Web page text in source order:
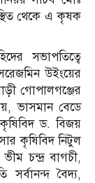
থেকে এ কৃষক
সভাপতিত্বে
উইংয়ের
গোপালগঞ্জের
ভাসমান বেডে
ড. বিজয়
কৃষিবিদ নিটুল
চন্দ্র বাগচী,
বৈদ্য,